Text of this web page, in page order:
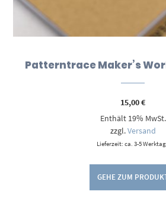
Patterntrace Maker’s
15,00€
Enthält 19% MwSt.
zzgl.Versand
Lieferzeit: ca. 3-5
GEHE ZUM